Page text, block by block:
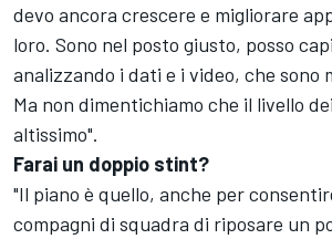
devo ancora crescere e migliorare
loro. Sono nel posto giusto, posso
analizzando i dati e i video, che sono
Ma non dimentichiamo che il livello
altissimo".
Farai un doppio stint?
"Il piano è quello, anche per
compagni di squadra di riposare un